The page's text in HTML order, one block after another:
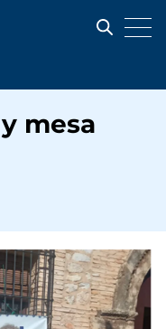
mesa